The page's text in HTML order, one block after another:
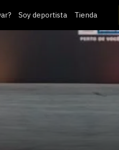
Soy deportista Tienda